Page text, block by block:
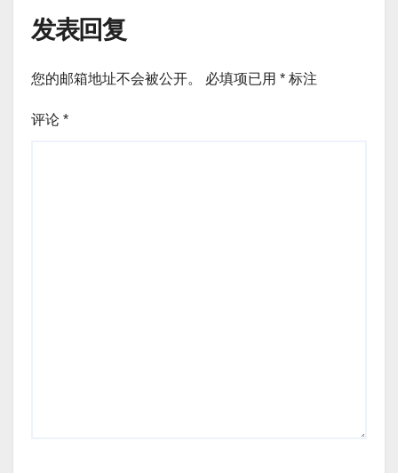
发表回复
您的邮箱地址不会被公开。 必填项已用 * 标注
评论 *